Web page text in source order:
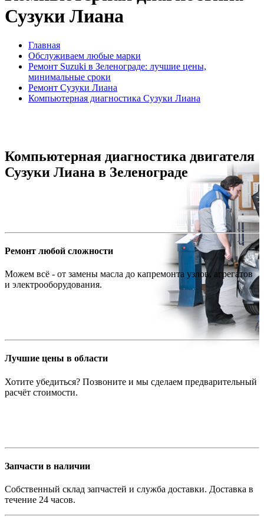
Сузуки Лиана
Главная
Обслуживаем любые марки
Ремонт Suzuki в Зеленограде: лучшие цены,
минимальные сроки
Ремонт Сузуки Лиана
Компьютерная диагностика Сузуки Лиана
Компьютерная диагностика двигателя
Сузуки Лиана в Зеленограде
Ремонт любой сложности
Можем всё - от замены масла до капремонта узлов, агрегатов
и электрооборудования.
Лучшие цены в области
Хотите убедиться? Позвоните и мы сделаем предварительный
расчёт стоимости.
Запчасти в наличии
Собственный склад запчастей и служба доставки. Доставка в
течение 24 часов.